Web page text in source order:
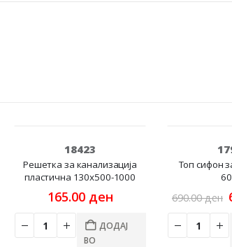
ден.
18423
Решетка за канализација
пластична 130x500-1000
165.00 ден
ДОДАЈ
ВО
Топ сифон
690.00ден